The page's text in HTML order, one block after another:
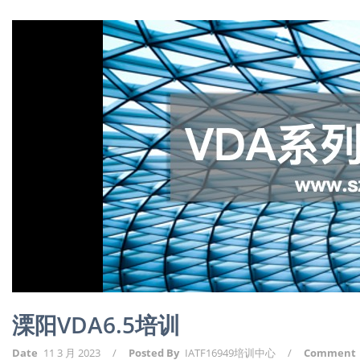
溧阳VDA6.5培训
Date 11 3 月 2023 / Posted By IATF16949培训中心 / Comment